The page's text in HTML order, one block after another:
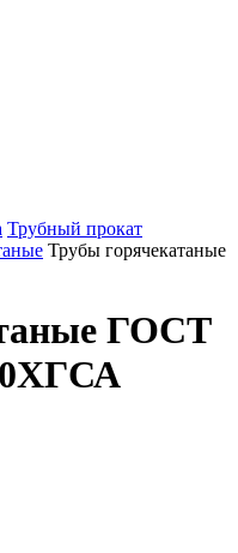
Трубный прокат
Трубы горячекатаные
ГОСТ